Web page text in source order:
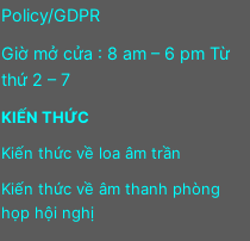
Policy/GDPR
Giờ mở cửa : 8 am – 6 pm Từ
thứ 2 – 7
KIẾN THỨC
Kiến thức về loa âm trần
Kiến thức về âm thanh phòng
họp hội nghị